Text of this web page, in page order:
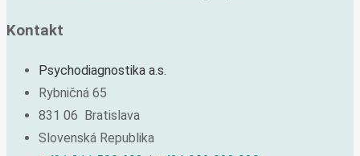
Kontakt
Psychodiagnostika a.s.
Rybničná 65
831 06 Bratislava
Slovenská Republika